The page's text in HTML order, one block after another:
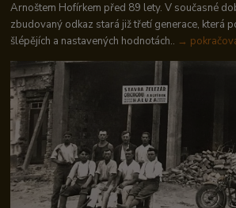
Arnoštem Hofírkem před 89 lety. V současné
zbudovaný odkaz stará již třetí generace, která
šlépějích a nastavených hodnotách.. →